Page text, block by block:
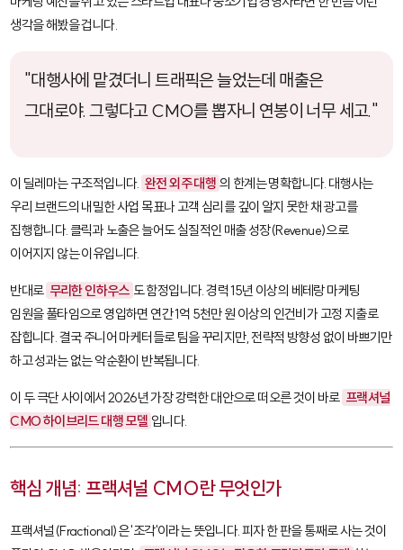
생각을 해봤을 겁니다.
"대행사에 맡겼더니 트래픽은 늘었는데 매출은
그대로야. 그렇다고 CMO를 뽑자니 연봉이 너무 세고."
이 딜레마는 구조적입니다. 완전 외주 대행 의 한계는 명확합니다. 대행사는
우리 브랜드의 내밀한 사업 목표나 고객 심리를 깊이 알지 못한 채 광고를
집행합니다. 클릭과 노출은 늘어도 실질적인 매출 성장(Revenue)으로
이어지지 않는 이유입니다.
반대로 무리한 인하우스 도 함정입니다. 경력 15년 이상의 베테랑 마케팅
임원을 풀타임으로 영입하면 연간 1억 5천만 원 이상의 인건비가 고정 지출로
잡힙니다. 결국 주니어 마케터들로 팀을 꾸리지만, 전략적 방향성 없이 바쁘기만
하고 성과는 없는 악순환이 반복됩니다.
이 두 극단 사이에서 2026년 가장 강력한 대안으로 떠오른 것이 바로 프랙셔널
CMO 하이브리드 대행 모델 입니다.
핵심 개념: 프랙셔널 CMO란 무엇인가
프랙셔널(Fractional)은 '조각'이라는 뜻입니다. 피자 한 판을 통째로 사는 것이